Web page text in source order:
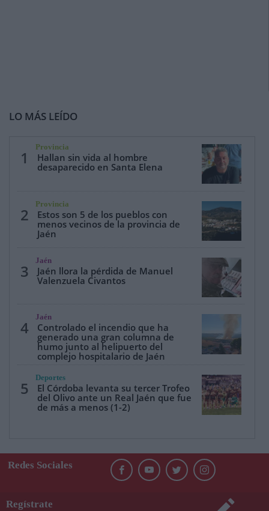
LO MÁS LEÍDO
1
Provincia
Hallan sin vida al hombre
desaparecido en Santa Elena
2
Provincia
Estos son 5 de los pueblos con
menos vecinos de la provincia de
Jaén
3
Jaén
Jaén llora la pérdida de Manuel
Valenzuela Civantos
4
Jaén
Controlado el incendio que ha
generado una gran columna de
humo junto al helipuerto del
complejo hospitalario de Jaén
5
Deportes
El Córdoba levanta su tercer Trofeo
del Olivo ante un Real Jaén que fue
de más a menos (1-2)
Redes Sociales
Regístrate